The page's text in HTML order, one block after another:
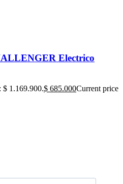
Electrico
$ 1.169.900.$ 685.000Current price